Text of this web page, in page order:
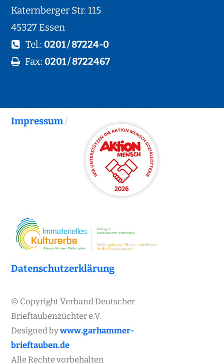
Katernberger Str. 115
45327 Essen
Tel.:0201 / 87224-0
Fax:0201 / 8722467
Impressum/
Datenschutzerklärung
© Copyright Verband Deutscher
Brieftaubenzüchter e.V.
Designed bywww.garhammer-
brieftauben.de
Alle Rechte vorbehalten